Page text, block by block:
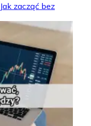
zacząć bez